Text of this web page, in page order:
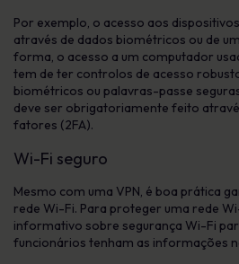
Por exemplo, o acesso aos
através de dados biométricos ou de
forma, o acesso a um computador
tem de ter controlos de acesso
biométricos ou palavras-passe
deve ser obrigatoriamente feito
fatores (2FA).
Wi-Fi seguro
Mesmo com uma VPN, é boa prática
rede Wi-Fi. Para proteger uma rede
informativo sobre segurança Wi-Fi
funcionários tenham as informações